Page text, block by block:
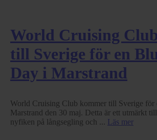
World Cruising
till Sverige för en
Day i Marstrand
World Cruising Club kommer till Sverige för
Marstrand den 30 maj. Detta är ett utmärkt
nyfiken på långsegling och ... Läs mer